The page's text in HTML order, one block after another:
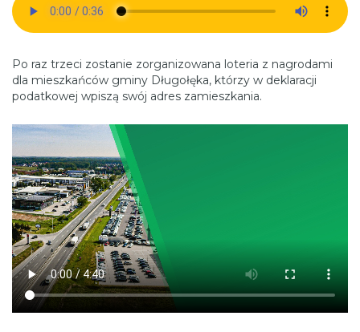
Po raz trzeci zostanie zorganizowana loteria z nagrodami
dla mieszkańców gminy Długołęka, którzy w deklaracji
podatkowej wpiszą swój adres zamieszkania.